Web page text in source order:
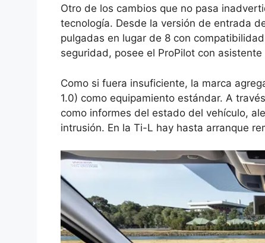
Otro de los cambios que no pasa
tecnología. Desde la versión de entrada
pulgadas en lugar de 8 con
seguridad, posee el ProPilot con
Como si fuera insuficiente, la marca
1.0) como equipamiento estándar. A
como informes del estado del vehículo,
intrusión. En la Ti-L hay hasta arranque